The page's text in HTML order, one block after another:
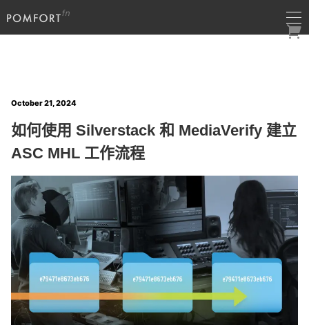
October 21, 2024
如何使用 Silverstack 和 MediaVerify 建立
ASC MHL 工作流程